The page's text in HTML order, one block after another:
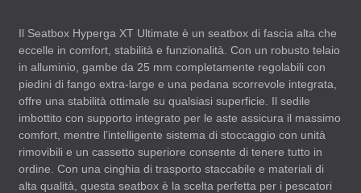
Il Seatbox Hyperga XT Ultimate è un seatbox di fascia alta che
eccelle in comfort, stabilità e funzionalità. Con un robusto telaio
in alluminio, gambe da 25 mm completamente regolabili con
piedini di fango extra-large e una pedana scorrevole integrata,
offre una stabilità ottimale su qualsiasi superficie. Il sedile
imbottito con supporto integrato per le aste assicura il massimo
comfort, mentre l’intelligente sistema di stoccaggio con unità
rimovibili e un cassetto superiore consente di tenere tutto in
ordine. Con una cinghia di trasporto staccabile e materiali di
alta qualità, questa seatbox è la scelta perfetta per i pescatori